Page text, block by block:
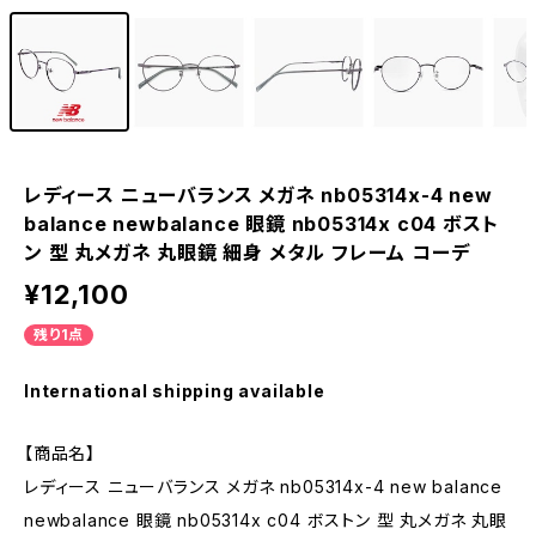
レディース ニューバランス メガネ nb05314x-4 new
balance newbalance 眼鏡 nb05314x c04 ボスト
ン 型 丸メガネ 丸眼鏡 細身 メタル フレーム コーデ
¥12,100
残り1点
International shipping available
【商品名】
レディース ニューバランス メガネ nb05314x-4 new balance
newbalance 眼鏡 nb05314x c04 ボストン 型 丸メガネ 丸眼